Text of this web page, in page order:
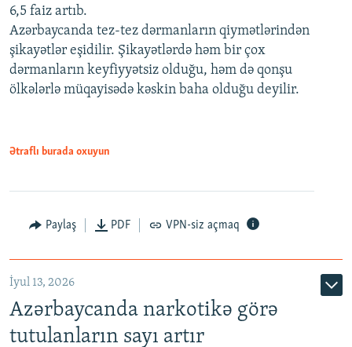
6,5 faiz artıb.
Azərbaycanda tez-tez dərmanların qiymətlərindən
şikayətlər eşidilir. Şikayətlərdə həm bir çox
dərmanların keyfiyyətsiz olduğu, həm də qonşu
ölkələrlə müqayisədə kəskin baha olduğu deyilir.
Ətraflı burada oxuyun
Paylaş PDF VPN-siz açmaq
İyul 13, 2026
Azərbaycanda narkotikə görə
tutulanların sayı artır